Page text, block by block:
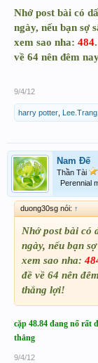
Nhớ post bài có
ngày, nếu bạn sợ
xem sao nha: 484
về 64 nên đêm
9/4/12
harry potter Lee.Trang
Nam Đế
Thần Tài
Perennial
duong30sg nói: ↑
Nhớ post bài có
ngày, nếu bạn
xem sao nha:
đề về 64 nên
thắng lợi!
cặp 48.84 đang nổ rất
thắng
9/4/12